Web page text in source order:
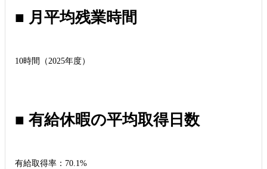
■ 月平均残業時間
10時間（2025年度）
■ 有給休暇の平均取得日数
有給取得率：70.1%